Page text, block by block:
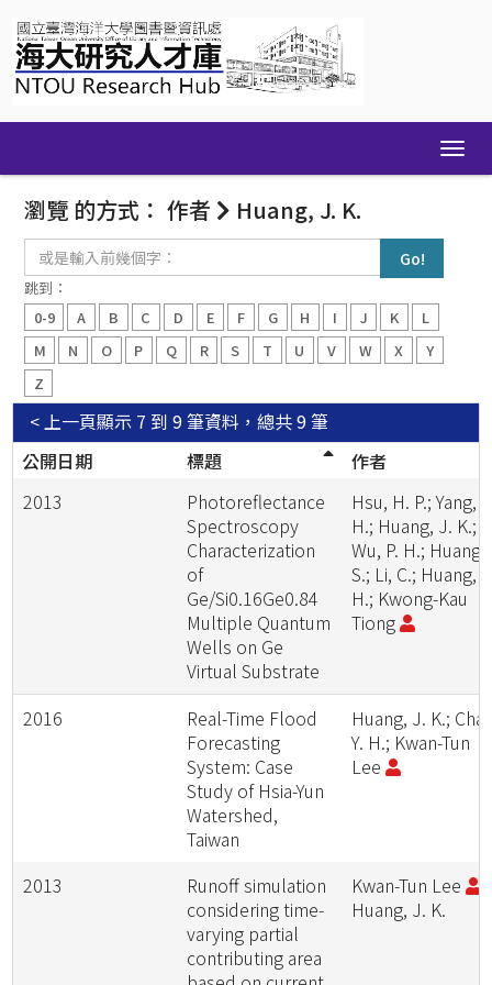
navigation
瀏覽 的方式： 作者 Huang, J. K.
入
前
幾
個
跳到：
0-9
A B C D E F G H I J K
L
M
N O P Q R S T U V W X
Y
Z
顯示 7 到 9 筆資料，總共 9 筆
< 上一頁
公開日期
標題
作者
2013
Photoreflectance
Spectroscopy
Characterization
of
Ge/Si0.16Ge0.84
Multiple Quantum
Wells on Ge
Virtual Substrate
Hsu, H. P.; Yang,
H.; Huang, J. K.;
Wu, P. H.; Huang,
S.; Li, C.; Huang,
H.; Kwong-Kau
Tiong
2016
Real-Time Flood
Forecasting
System: Case
Study of Hsia-Yun
Watershed,
Taiwan
Huang, J. K.;
Y. H.; Kwan-Tun
Lee
2013
Runoff simulation
considering time-
varying partial
contributing area
Kwan-Tun Lee
Huang, J. K.